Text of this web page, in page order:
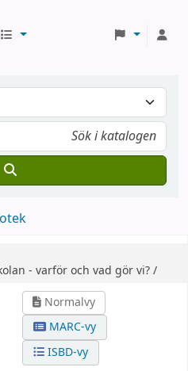
- varför och vad gör vi? /
Normalvy
MARC-vy
ISBD-vy